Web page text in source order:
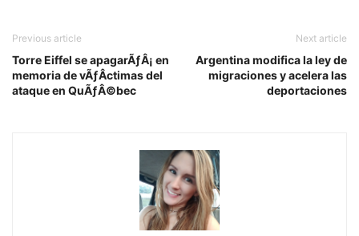
Previous article
Torre Eiffel se apagarÃƒÂ¡ en
memoria de vÃƒÂ­ctimas del
ataque en QuÃƒÂ©bec
Next article
Argentina modifica la ley de
migraciones y acelera las
deportaciones